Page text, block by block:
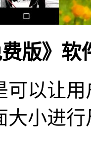
费版》软
可以让
大小进